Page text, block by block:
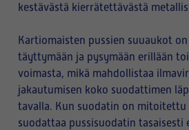
kestävästä kierrätettävästä
Kartiomaisten pussien suuaukot
täyttymään ja pysymään erillään
voimasta, mikä mahdollistaa
jakautumisen koko suodattimen
tavalla. Kun suodatin on mitoitettu
suodattaa pussisuodatin tasaisesti